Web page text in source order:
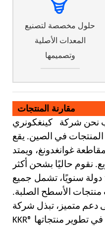
حلول مخصصة لتصنيع
المعدات الأصلية
وتصميمها
مقارنة المنتجات
كينغكونري
نحن شركة
المنتجات في الصين. يقع
غوانغدونغ، ويمتد
متر مربع. نقوم حاليًا بشحن أكثر
جميع
منتجات الأسطح الصلبة.
دعم متميز، تبذل شركة